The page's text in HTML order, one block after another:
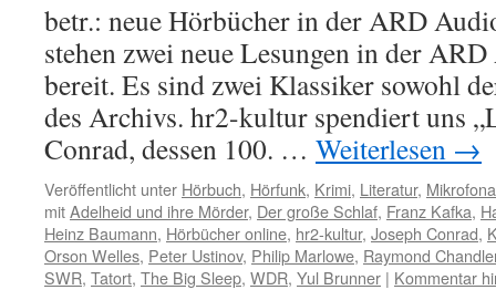
betr.: neue Hörbücher in der ARD
stehen zwei neue Lesungen in der
bereit. Es sind zwei Klassiker sowohl
des Archivs. hr2-kultur spendiert uns
Conrad, dessen 100. … Weiterlesen →
Veröffentlicht unter Hörbuch, Hörfunk, Krimi, Literatur,
mitAdelheid und ihre Mörder, Der große Schlaf, Franz Kafka,
Heinz Baumann, Hörbücher online, hr2-kultur, Joseph Conrad,
Orson Welles, Peter Ustinov, Philip Marlowe, Raymond
SWR, Tatort, The Big Sleep, WDR, Yul Brunner | Kommentar